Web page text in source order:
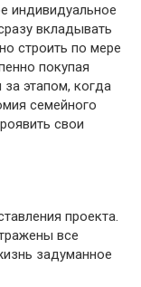
индивидуальное
вкладывать
строить по мере
покупая
этапом, когда
семейного
свои
проекта.
все
задуманное